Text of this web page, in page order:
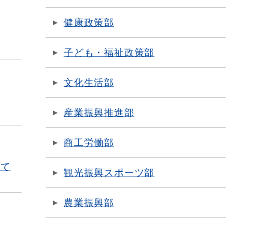
健康政策部
子ども・福祉政策部
文化生活部
産業振興推進部
商工労働部
観光振興スポーツ部
農業振興部